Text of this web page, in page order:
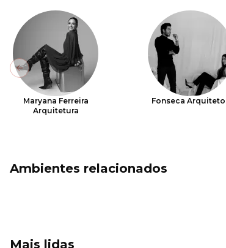
Maryana Ferreira
Arquitetura
Fonseca
Previous slide
Ambientes relacionados
Mais lidas